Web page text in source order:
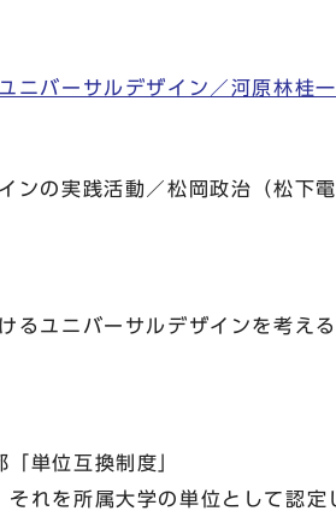
ニバーサルデザイン／河原林桂
ンの実践活動／松岡政治（松下
るユニバーサルデザインを考え
単位互換制度」
れを所属大学の単位として認